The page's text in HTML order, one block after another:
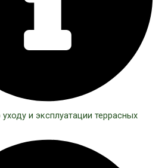
и эксплуатации террасных